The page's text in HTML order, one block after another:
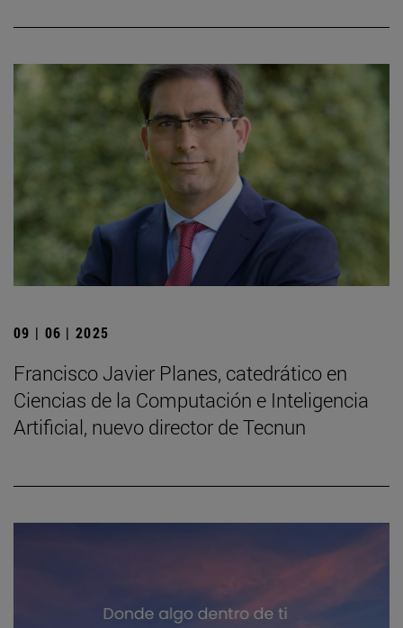
09 | 06 | 2025
Francisco Javier Planes, catedrático en
Ciencias de la Computación e Inteligencia
Artificial, nuevo director de Tecnun